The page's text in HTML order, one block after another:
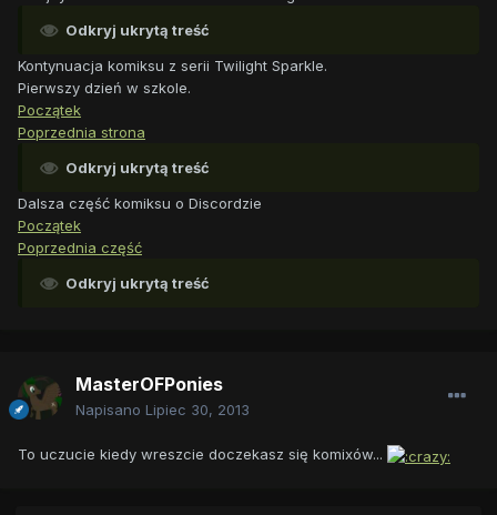
Odkryj ukrytą treść
Kontynuacja komiksu z serii Twilight Sparkle.
Pierwszy dzień w szkole.
Początek
Poprzednia strona
Odkryj ukrytą treść
Dalsza część komiksu o Discordzie
Początek
Poprzednia część
Odkryj ukrytą treść
MasterOFPonies
Napisano Lipiec 30, 2013
To uczucie kiedy wreszcie doczekasz się komixów...